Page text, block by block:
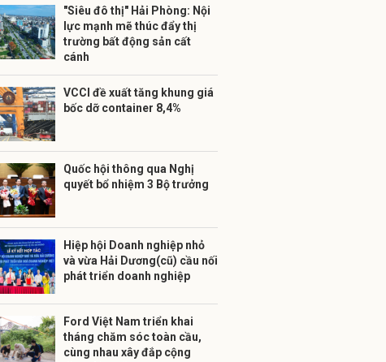
"Siêu đô thị" Hải Phòng: Nội
lực mạnh mẽ thúc đẩy thị
trường bất động sản cất
cánh
VCCI đề xuất tăng khung giá
bốc dỡ container 8,4%
Quốc hội thông qua Nghị
quyết bổ nhiệm 3 Bộ trưởng
Hiệp hội Doanh nghiệp nhỏ
và vừa Hải Dương(cũ) cầu nối
phát triển doanh nghiệp
Ford Việt Nam triển khai
tháng chăm sóc toàn cầu,
cùng nhau xây đắp cộng